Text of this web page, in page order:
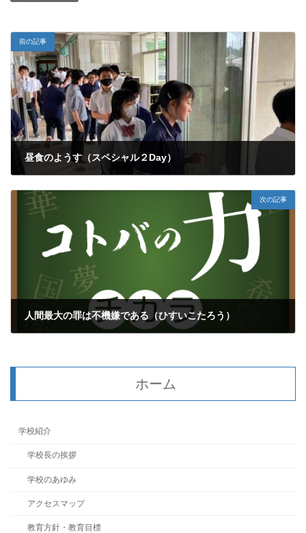
前の記事
昼食のようす（スペシャル２Day）
次の記事
人間最大の罪は不機嫌である（ひすいこたろう）
ホーム
学校紹介
学校長の挨拶
学校のあゆみ
アクセスマップ
教育方針・教育目標